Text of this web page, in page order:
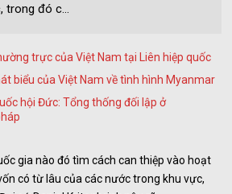
trong đó c...
trực của Việt Nam tại Liên hiệp quốc
biểu của Việt Nam về tình hình Myanmar
hội Đức: Tổng thống đối lập ở
gia nào đó tìm cách can thiệp vào hoạt
có từ lâu của các nước trong khu vực,